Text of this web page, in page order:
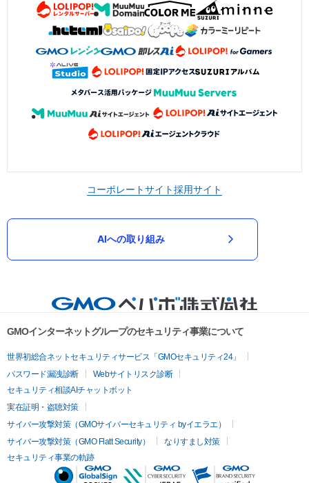
コーポレートサイト採用サイト
AIへの取り組み
GMOインターネットグループのセキュリティ事業について
世界初総合ネットセキュリティサービス「GMOセキュリティ24」
パスワード漏洩診断
Webサイトリスク診断
セキュリティ相談AIチャットボット
実在証明・盗聴対策
サイバー攻撃対策（GMOサイバーセキュリティ byイエラエ）
サイバー攻撃対策（GMO Flatt Security）
なりすまし対策
セキュリティ事業の軌跡